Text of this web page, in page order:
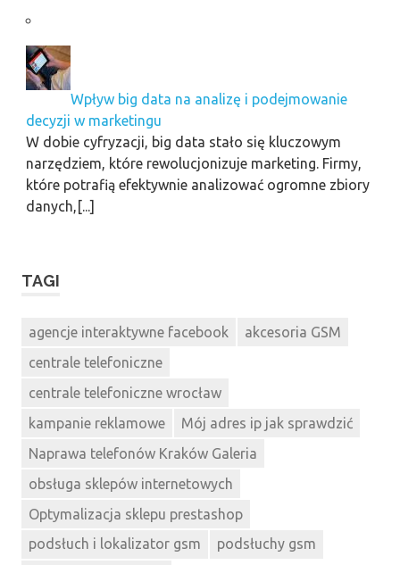
Wpływ big data na analizę i podejmowanie
decyzji w marketingu
W dobie cyfryzacji, big data stało się kluczowym
narzędziem, które rewolucjonizuje marketing. Firmy,
które potrafią efektywnie analizować ogromne zbiory
danych,[...]
TAGI
agencje interaktywne facebook
akcesoria GSM
centrale telefoniczne
centrale telefoniczne wrocław
kampanie reklamowe
Mój adres ip jak sprawdzić
Naprawa telefonów Kraków Galeria
obsługa sklepów internetowych
Optymalizacja sklepu prestashop
podsłuch i lokalizator gsm
podsłuchy gsm